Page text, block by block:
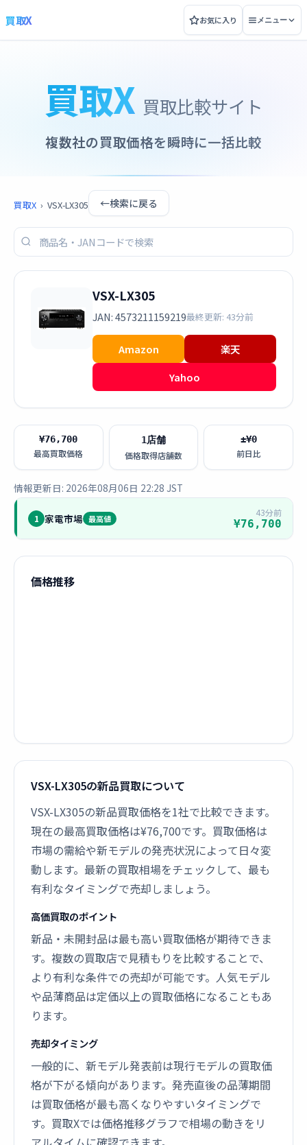
買取X お気に入り メニュー
買取X 買取比較サイト
複数社の買取価格を瞬時に一括比較
買取X › VSX-LX305 ←検索に戻る
VSX-LX305
JAN: 4573211159219最終更新: 43分前
Amazon
楽天
Yahoo
¥76,700
最高買取価格
1店舗
価格取得店舗数
±¥0
前日比
情報更新日: 2026年08月06日 22:28 JST
1 家電市場 最高値
43分前
¥76,700
価格推移
VSX-LX305の新品買取について
VSX-LX305の新品買取価格を1社で比較できます。
現在の最高買取価格は¥76,700です。買取価格は
市場の需給や新モデルの発売状況によって日々変
動します。最新の買取相場をチェックして、最も
有利なタイミングで売却しましょう。
高価買取のポイント
新品・未開封品は最も高い買取価格が期待できま
す。複数の買取店で見積もりを比較することで、
より有利な条件での売却が可能です。人気モデル
や品薄商品は定価以上の買取価格になることもあ
ります。
売却タイミング
一般的に、新モデル発表前は現行モデルの買取価
格が下がる傾向があります。発売直後の品薄期間
は買取価格が最も高くなりやすいタイミングで
す。買取Xでは価格推移グラフで相場の動きをリ